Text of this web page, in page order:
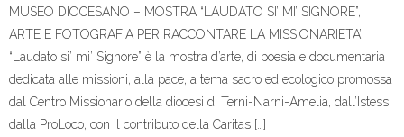
MUSEO DIOCESANO – MOSTRA “LAUDATO SI’ MI’ SIGNORE”,
ARTE E FOTOGRAFIA PER RACCONTARE LA MISSIONARIETA’
“Laudato si’ mi’ Signore” è la mostra d’arte, di poesia e documentaria
dedicata alle missioni, alla pace, a tema sacro ed ecologico promossa
dal Centro Missionario della diocesi di Terni-Narni-Amelia, dall’Istess,
dalla ProLoco, con il contributo della Caritas […]